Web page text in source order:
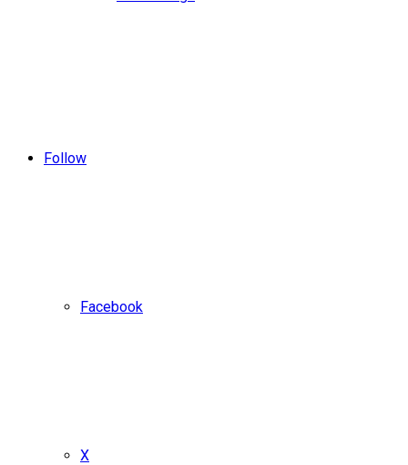
Follow
Facebook
X